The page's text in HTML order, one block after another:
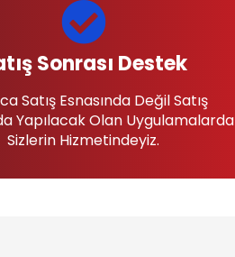
Sonrası Destek
Satış Esnasında Değil Satış
Yapılacak Olan Uygulamalarda
Sizlerin Hizmetindeyiz.